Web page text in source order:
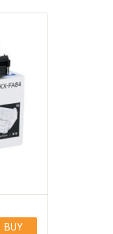
BUY